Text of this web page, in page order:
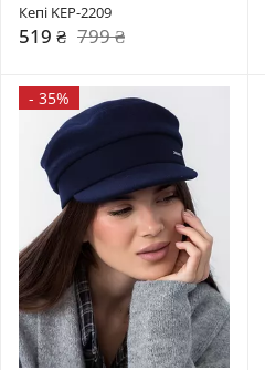
Кепі KEP-2209
519 ₴ 799 ₴
- 35%